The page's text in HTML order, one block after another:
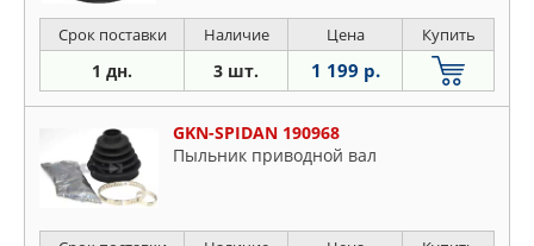
Срок поставки Наличие Цена Купить
1 дн. 3 шт. 1 199 р.
GKN-SPIDAN 190968
Пыльник приводной вал